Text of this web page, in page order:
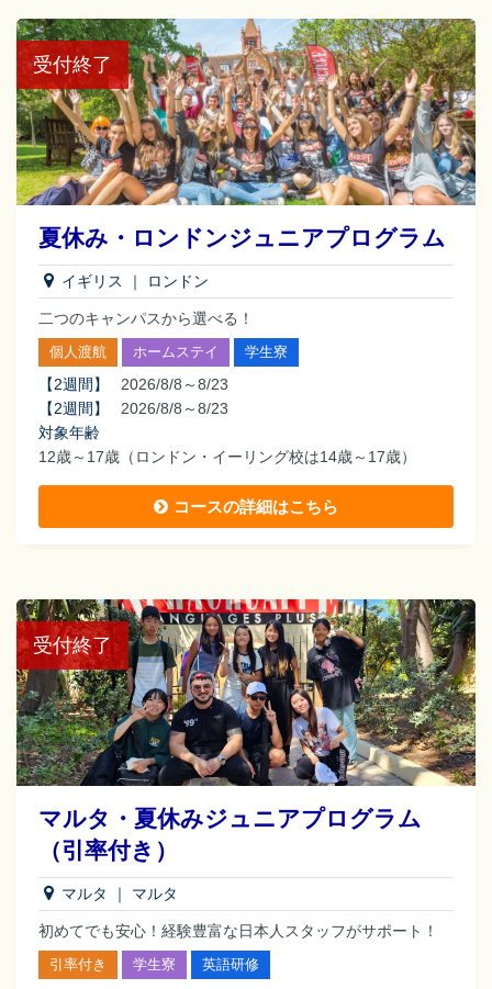
受付終了
夏休み・ロンドンジュニアプログラム
イギリス ｜ ロンドン
二つのキャンパスから選べる！
個人渡航 ホームステイ 学生寮
【2週間 】
2026/8/8～8/23
【2週間 】
2026/8/8～8/23
対象年齢
12歳～17歳（ロンドン・イーリング校は14歳～17歳）
コースの詳細はこちら
受付終了
マルタ・夏休みジュニアプログラム
（引率付き）
マルタ ｜ マルタ
初めてでも安心！経験豊富な日本人スタッフがサポート！
引率付き 学生寮 英語研修